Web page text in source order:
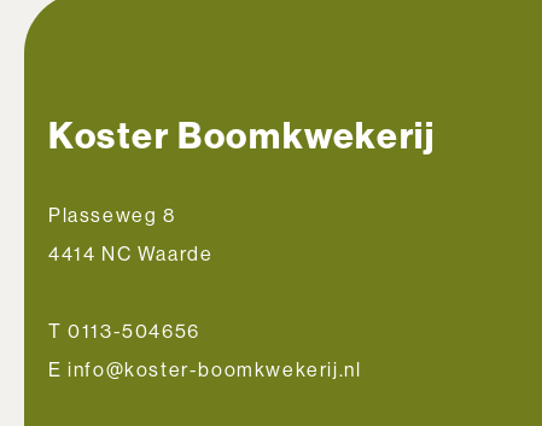
Koster Boomkwekerij
Plasseweg 8
4414 NC Waarde
T 0113-504656
E info@koster-boomkwekerij.nl